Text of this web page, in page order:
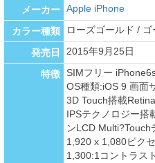
メーカー Apple iPhone
カラー種類 ローズゴールド /
発売日 2015年9月25日
特徴
SIMフリー
OS種類:iOS 9 画面
3D Touch搭載
IPSテクノロジー搭
ンLCD Multi?Touch
1,920 x 1,080ピク
1,300:1コントラス